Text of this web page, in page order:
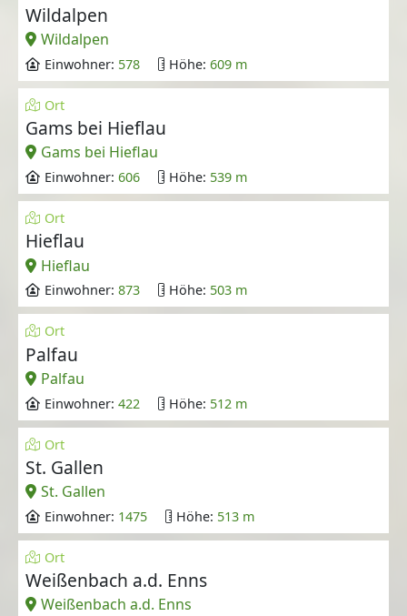
Wildalpen
Wildalpen
Einwohner: 578 Höhe: 609 m
Ort
Gams bei Hieflau
Gams bei Hieflau
Einwohner: 606 Höhe: 539 m
Ort
Hieflau
Hieflau
Einwohner: 873 Höhe: 503 m
Ort
Palfau
Palfau
Einwohner: 422 Höhe: 512 m
Ort
St. Gallen
St. Gallen
Einwohner: 1475 Höhe: 513 m
Ort
Weißenbach a.d. Enns
Weißenbach a.d. Enns